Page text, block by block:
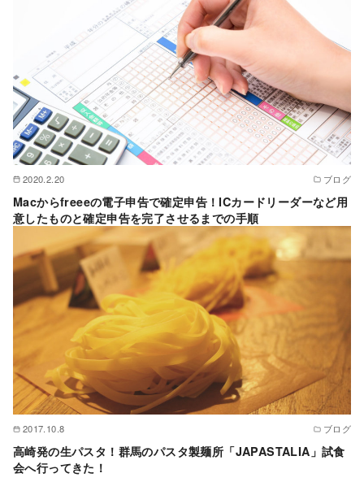
2020.2.20 ブログ
Macからfreeeの電子申告で確定申告！ICカードリーダーなど用
意したものと確定申告を完了させるまでの手順
2017.10.8 ブログ
高崎発の生パスタ！群馬のパスタ製麺所「JAPASTALIA」試食
会へ行ってきた！